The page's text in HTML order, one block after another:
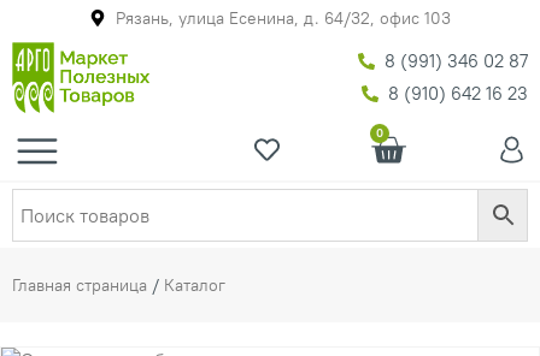
Рязань, улица Есенина, д. 64/32, офис 103
8 (991) 346 02 87
8 (910) 642 16 23
0
Главная страница / Каталог